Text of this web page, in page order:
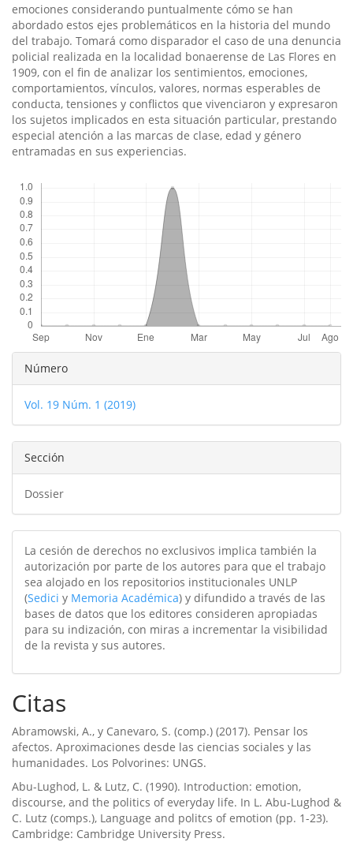
emociones considerando puntualmente cómo se han
abordado estos ejes problemáticos en la historia del mundo
del trabajo. Tomará como disparador el caso de una denuncia
policial realizada en la localidad bonaerense de Las Flores en
1909, con el fin de analizar los sentimientos, emociones,
comportamientos, ví­nculos, valores, normas esperables de
conducta, tensiones y conflictos que vivenciaron y expresaron
los sujetos implicados en esta situación particular, prestando
especial atención a las marcas de clase, edad y género
entramadas en sus experiencias.
Detalles
del
artículo
Número
Vol. 19 Núm. 1 (2019)
Sección
Dossier
La cesión de derechos no exclusivos implica también la
autorización por parte de los autores para que el trabajo
sea alojado en los repositorios institucionales UNLP
(Sedici y Memoria Académica) y difundido a través de las
bases de datos que los editores consideren apropiadas
para su indización, con miras a incrementar la visibilidad
de la revista y sus autores.
Citas
Abramowski, A., y Canevaro, S. (comp.) (2017). Pensar los
afectos. Aproximaciones desde las ciencias sociales y las
humanidades. Los Polvorines: UNGS.
Abu-Lughod, L. & Lutz, C. (1990). Introduction: emotion,
discourse, and the politics of everyday life. In L. Abu-Lughod &
C. Lutz (comps.), Language and politcs of emotion (pp. 1-23).
Cambridge: Cambridge University Press.